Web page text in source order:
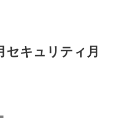
セキュリティ月